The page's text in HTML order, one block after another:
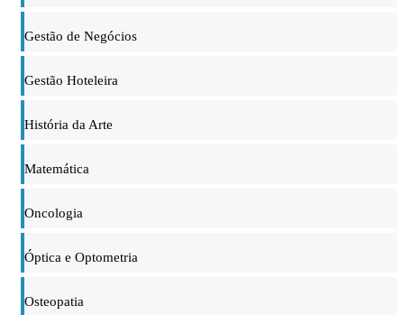
Gestão de Negócios
Gestão Hoteleira
História da Arte
Matemática
Oncologia
Óptica e Optometria
Osteopatia